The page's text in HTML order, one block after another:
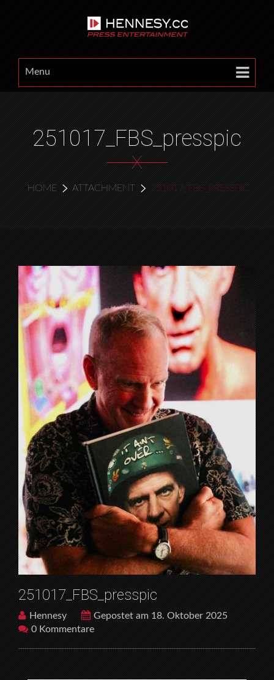
Menu
251017_FBS_presspic
X
HOME ATTACHMENT 251017_FBS_PRESSPIC
251017_FBS_presspic
Hennesy
Gepostet am 18. Oktober 2025
0 Kommentare